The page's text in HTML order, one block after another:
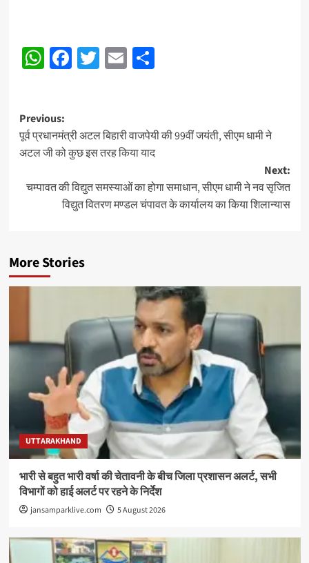
WhatsApp
Facebook
Twitter
EmailShare
Post
navigation
Previous:
पूर्व प्रधानमंत्री अटल बिहारी वाजपेयी की 99वीं जयंती, सीएम धामी ने
अटल जी को कुछ इस तरह किया याद
Next:
चम्पावत की विद्युत समस्याओं का होगा समाधान, सीएम धामी ने नव सृजित
विद्युत वितरण मण्डल चंपावत के कार्यालय का किया शिलान्यास
More Stories
UTTARAKHAND
भारी से बहुत भारी वर्षा की चेतावनी के बीच जिला प्रशासन अलर्ट, सभी
विभागों को हाई अलर्ट पर रहने के निर्देश
jansamparklive.com 5 August 2026